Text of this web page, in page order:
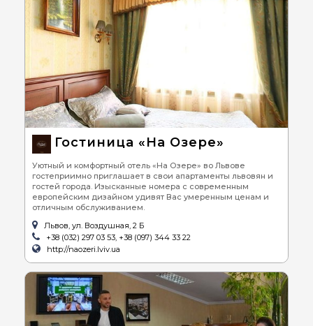
Гостиница «На Озере»
Уютный и комфортный отель «На Озере» во Львове
гостеприимно приглашает в свои апартаменты львовян и
гостей города. Изысканные номера с современным
европейским дизайном удивят Вас умеренным ценам и
отличным обслуживанием.
Львов, ул. Воздушная, 2 Б
+38 (032) 297 03 53, +38 (097) 344 33 22
http://naozeri.lviv.ua